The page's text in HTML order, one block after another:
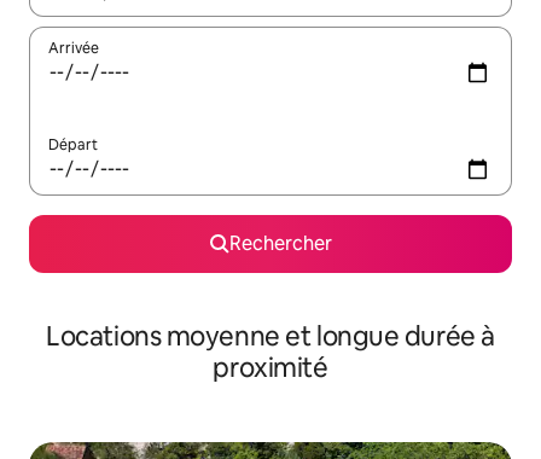
Arrivée
Départ
Rechercher
Locations moyenne et longue durée à
proximité